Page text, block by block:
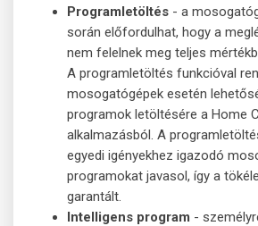
Programletöltés - a
során előfordulhat, hogy a
nem felelnek meg teljes
A programletöltés funkcióval
mosogatógépek esetén
programok letöltésére a Home
alkalmazásból. A
egyedi igényekhez igazodó
programokat javasol, így a
garantált.
Intelligens program -